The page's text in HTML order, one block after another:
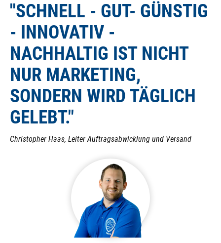
"SCHNELL - GUT- GÜNSTIG
- INNOVATIV -
NACHHALTIG IST NICHT
NUR MARKETING,
SONDERN WIRD TÄGLICH
GELEBT."
Christopher Haas, Leiter Auftragsabwicklung und Versand